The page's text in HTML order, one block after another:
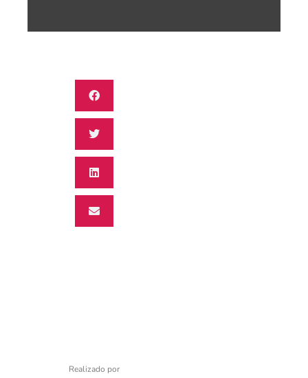
Realizado por